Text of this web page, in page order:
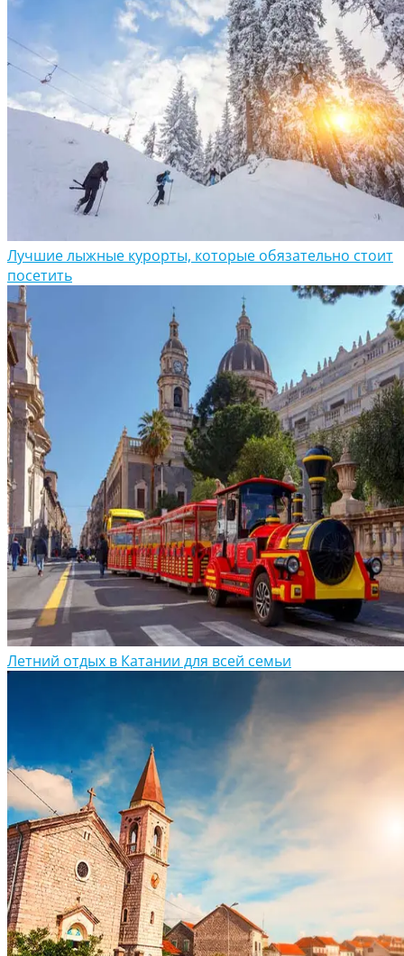
Лучшие лыжные курорты, которые обязательно стоит
посетить
Летний отдых в Катании для всей семьи